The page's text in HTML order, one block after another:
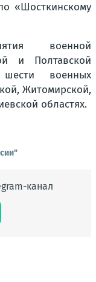
«Шосткинскому
военной
и Полтавской
военных
Житомирской,
областях.
канал